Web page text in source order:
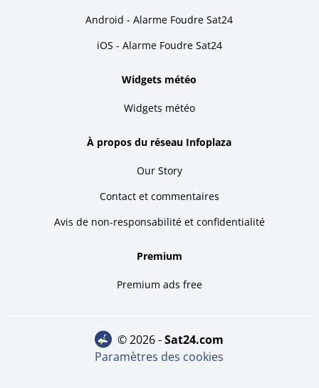
Android - Alarme Foudre Sat24
iOS - Alarme Foudre Sat24
Widgets météo
Widgets météo
À propos du réseau Infoplaza
Our Story
Contact et commentaires
Avis de non-responsabilité et confidentialité
Premium
Premium ads free
© 2026 - sat24.com
Paramètres des cookies